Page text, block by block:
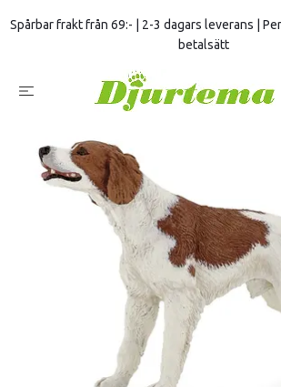
Spårbar frakt från 69:- | 2-3 dagars leverans |
betalsätt